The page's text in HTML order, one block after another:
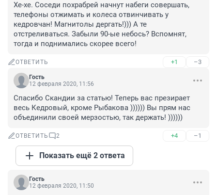
Хе-хе. Соседи похрабрей начнут набеги совершать,
телефоны отжимать и колеса отвинчивать у
кедровчан! Магнитолы дергать!))) А те
отстреливаться. Забыли 90-ые небось? Вспомнят,
тогда и поднимались скорее всего!
ОТВЕТИТЬ +1 –3
Гость
12 февраля 2020, 11:56
Спасибо Скандии за статью! Теперь вас презирает
весь Кедровый, кроме Рыбакова )))))) Вы прям нас
объединили своей мерзостью, так держать! ))))))
ОТВЕТИТЬ 2 +4 –1
Показать ещё 2 ответа
Гость
12 февраля 2020, 11:50